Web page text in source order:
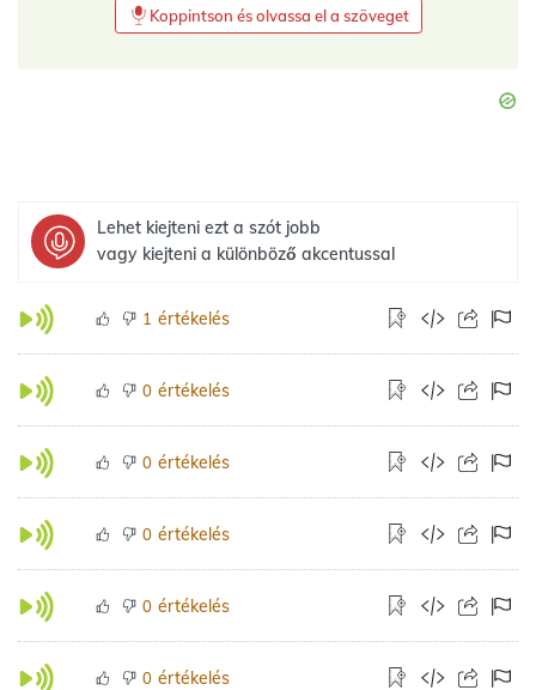
Koppintson és olvassa el a szöveget
Lehet kiejteni ezt a szót jobb
vagy kiejteni a különböző akcentussal
1 értékelés
0 értékelés
0 értékelés
0 értékelés
0 értékelés
0 értékelés